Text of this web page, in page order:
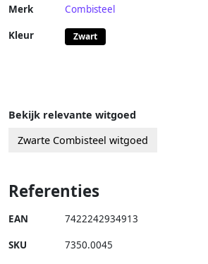
Merk Combisteel
Kleur Zwart
Bekijk relevante witgoed
Zwarte Combisteel witgoed
Referenties
EAN 7422242934913
SKU 7350.0045